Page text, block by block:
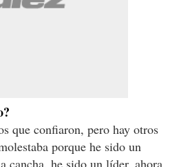
que confiaron, pero hay otros
porque he sido un
cancha, he sido un líder, ahora